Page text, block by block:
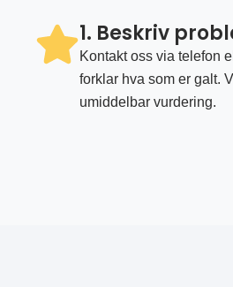
1. Beskriv
Kontakt oss via telefon
forklar hva som er galt.
umiddelbar vurdering.